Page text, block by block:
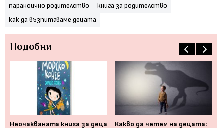
параноично родителство
книга за родителство
как да възпитаваме децата
Подобни
Неочакваната книга за деца
Какво да четем на децата: